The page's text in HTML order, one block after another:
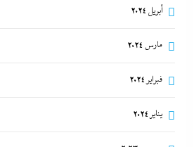
أبريل 2024
مارس 2024
فبراير 2024
يناير 2024